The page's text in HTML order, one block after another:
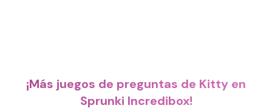
¡Más juegos de preguntas de Kitty en
Sprunki Incredibox!